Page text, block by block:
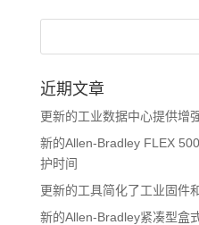
近期文章
更新的工业数据中心提供增
新的Allen-Bradley FLEX
护时间
更新的工具简化了工业固件
新的Allen-Bradley紧凑型盒